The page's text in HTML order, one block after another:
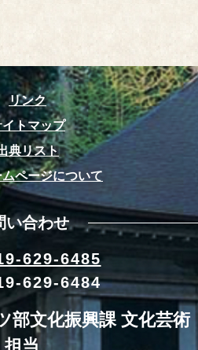
リンク
イトマップ
典リスト
ページについて
い合わせ
629-6485
629-6484
部文化振興課 文化芸術
担当